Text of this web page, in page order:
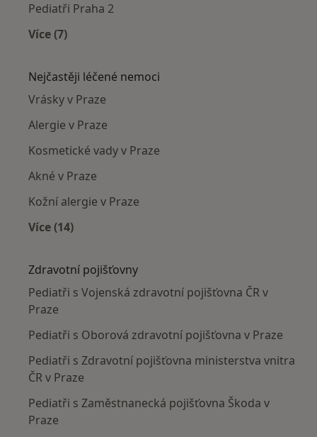
Pediatři Praha 2
Více (7)
Nejčastěji léčené nemoci
Vrásky v Praze
Alergie v Praze
Kosmetické vady v Praze
Akné v Praze
Kožní alergie v Praze
Více (14)
Zdravotní pojišťovny
Pediatři s Vojenská zdravotní pojišťovna ČR v
Praze
Pediatři s Oborová zdravotní pojišťovna v Praze
Pediatři s Zdravotní pojišťovna ministerstva vnitra
ČR v Praze
Pediatři s Zaměstnanecká pojišťovna Škoda v
Praze